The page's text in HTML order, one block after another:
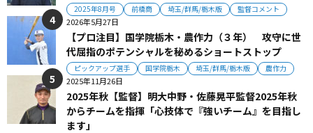
2025年8月号 前橋商 埼玉/群馬/栃木版 監督コメント
2026年5月27日
【プロ注目】国学院栃木・農作力（３年） 攻守に世
代屈指のポテンシャルを秘めるショートストップ
ピックアップ選手 国学院栃木 埼玉/群馬/栃木版 農作力
2025年11月26日
2025年秋【監督】明大中野・佐藤晃平監督2025年秋
からチームを指揮「心技体で『強いチーム』を目指し
ます」